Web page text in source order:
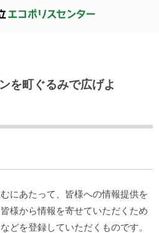
を町ぐるみで広げよ
にあたって、皆様への情報提供を
様から情報を寄せていただくため
どを登録していただくものです。